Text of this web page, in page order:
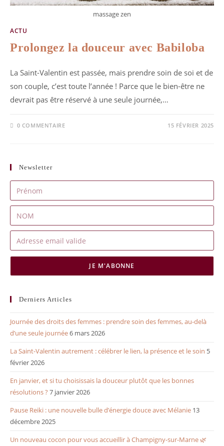
massage zen
ACTU
Prolongez la douceur avec Babiloba
La Saint-Valentin est passée, mais prendre soin de soi et de
son couple, c’est toute l’année ! Parce que le bien-être ne
devrait pas être réservé à une seule journée,…
0 COMMENTAIRE 15 FÉVRIER 2025
Newsletter
JE M'ABONNE
Derniers Articles
Journée des droits des femmes : prendre soin des femmes, au-delà
d’une seule journée6 mars 2026
La Saint-Valentin autrement : célébrer le lien, la présence et le soin 5
février 2026
En janvier, et si tu choisissais la douceur plutôt que les bonnes
résolutions ? 7 janvier 2026
Pause Reiki : une nouvelle bulle d’énergie douce avec Mélanie 13
décembre 2025
Un nouveau cocon pour vous accueillir à Champigny-sur-Marne 🌿